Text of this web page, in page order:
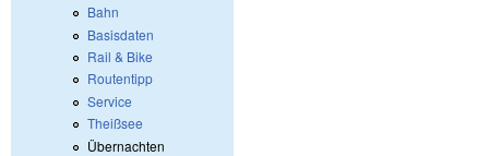
Bahn
Basisdaten
Rail & Bike
Routentipp
Service
Theißsee
Übernachten